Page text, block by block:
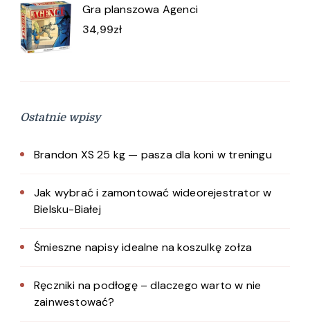
Gra planszowa Agenci
34,99zł
Ostatnie wpisy
Brandon XS 25 kg — pasza dla koni w treningu
Jak wybrać i zamontować wideorejestrator w
Bielsku-Białej
Śmieszne napisy idealne na koszulkę zołza
Ręczniki na podłogę – dlaczego warto w nie
zainwestować?